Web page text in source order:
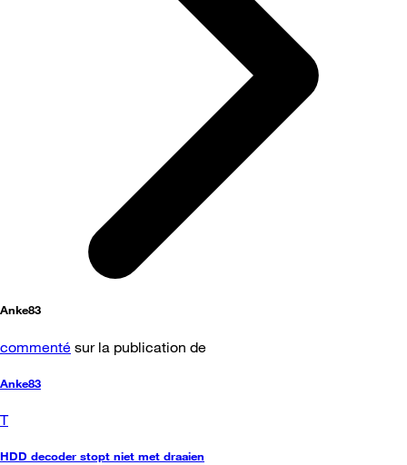
Anke83
commenté sur la publication de
Anke83
T
HDD decoder stopt niet met draaien